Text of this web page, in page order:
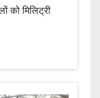
को मिलिट्री